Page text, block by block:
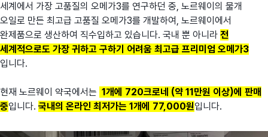
세계에서 가장 고품질의 오메가3를 연구하던 중, 노르웨이의 물개
오일로 만든 최고급 고품질 오메가3를 개발하여, 노르웨이에서
완제품으로 생산하여 직수입하고 있습니다. 국내 뿐 아니라 전
세계적으로도 가장 귀하고 구하기 어려움 최고급 프리미엄 오메가3
입니다.
현재 노르웨이 약국에서는 1개에 720크로네 (약 11만원 이상)에 판매
중입니다. 국내의 온라인 최저가는 1개에 77,000원입니다.